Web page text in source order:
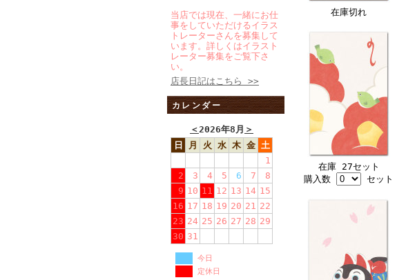
当店では現在、一緒にお仕
事をしていただけるイラス
トレーターさんを募集して
います。詳しくはイラスト
レーター募集をご覧下さ
い。
店長日記はこちら >>
カレンダー
＜2026年8月 ＞
日
月 火 水 木 金 土
1
2
3 4 5 6 7
8
9 10 11 12 13 14 15
16 17 18 19 20 21 22
23 24 25 26 27 28 29
30 31
今日
定休日
在庫切れ
在庫 27セット
購入数
セット